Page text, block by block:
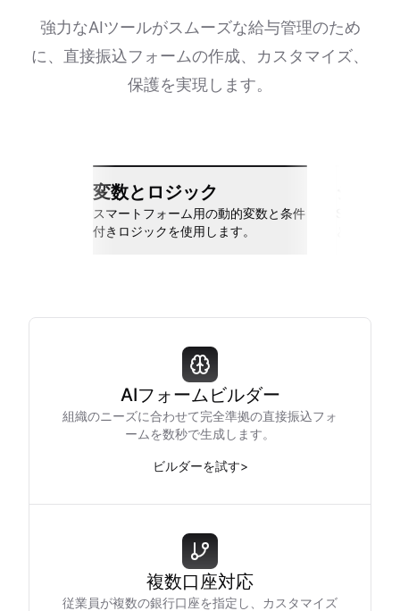
強力なAIツールがスムーズな給与管理のため
に、直接振込フォームの作成、カスタマイズ、
保護を実現します。
変数とロジック
スマートフォーム用の動的変数と条件
付きロジックを使用します。
AIフォームビルダー
組織のニーズに合わせて完全準拠の直接振込フォ
ームを数秒で生成します。
ビルダーを試す>
複数口座対応
従業員が複数の銀行口座を指定し、カスタマイズ